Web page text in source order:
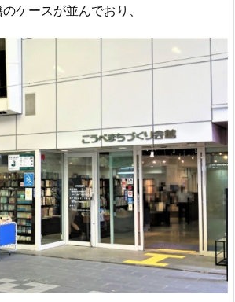
ケースが並んでおり、